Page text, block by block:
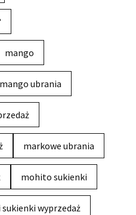
mango
mango ubrania
markowe ubrania
mohito sukienki
wyprzedaż